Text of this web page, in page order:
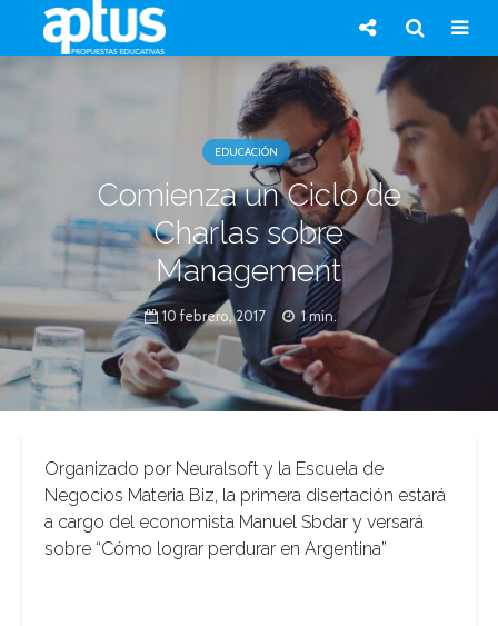
EDUCACIÓN
Comienza un Ciclo de
Charlas sobre
Management
10 febrero, 2017 1 min.
Organizado por Neuralsoft y la Escuela de
Negocios Materia Biz, la primera disertación estará
a cargo del economista Manuel Sbdar y versará
sobre “Cómo lograr perdurar en Argentina”